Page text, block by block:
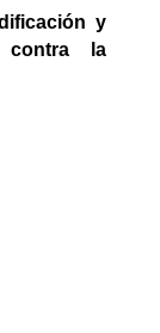
y
contra la